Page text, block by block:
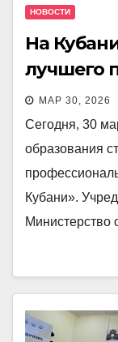
НОВОСТИ
На
лучшего
МАР 30, 2026
Сегодня, 30
образования
Кубани».
Министерство